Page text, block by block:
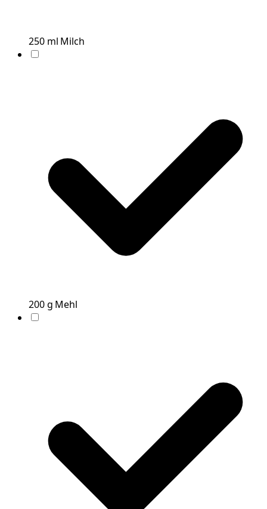
250 ml Milch
200g Mehl